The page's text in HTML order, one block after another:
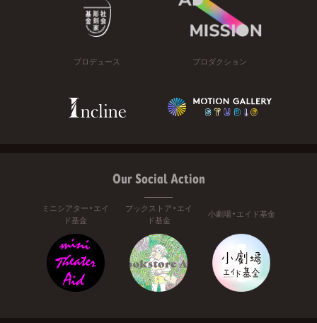
プロデュース プロダクション
Our Social Action
ミニシアター・エイ
ド基金
ブックストア・エイ
ド基金
小劇場・エイド基金